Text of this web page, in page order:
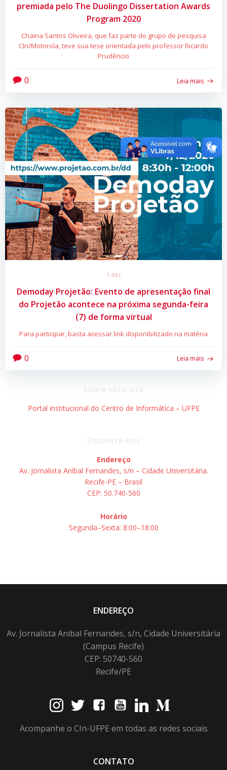
premiada pelo The Duolingo Dissertation Awards
Program 2020
Chaina Santos Oliveira, que faz parte do grupo de pesquisa
CIn/Motorola, teve sua tese orientada pelo professor Ricardo
Prudêncio
0 Leia mais
1 dez
Demoday Projetão: Evento de apresentação final
do Projetão acontece na próxima segunda-feira
(7) de forma virtual
Para participar, basta acessar link disponibilizado na matéria
0 Leia mais
Portal institucional do Centro de Informática – UFPE
Endereço
Av. Jornalista Aníbal Fernandes, s/n – Cidade Universitária.
Recife-PE – Brasil
CEP: 50.740-560
Horário
Segunda–Sexta: 8:00–18:00
ENDEREÇO
Av. Jornalista Anibal Fernandes, s/n, Cidade Universitária
(Campus Recife)
CEP: 50740-560
Recife/PE
Acompanhe o CIn-UFPE em todas as redes sociais
CONTATO